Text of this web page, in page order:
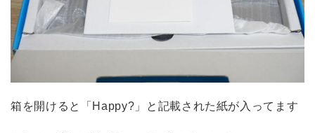
箱を開けると「Happy?」と記載された紙が入ってます